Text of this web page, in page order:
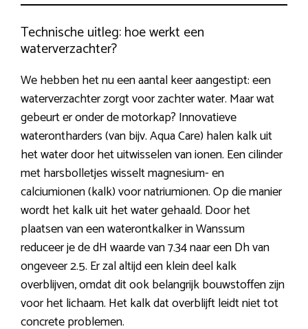
Technische uitleg: hoe werkt een
waterverzachter?
We hebben het nu een aantal keer aangestipt: een
waterverzachter zorgt voor zachter water. Maar wat
gebeurt er onder de motorkap? Innovatieve
waterontharders (van bijv. Aqua Care) halen kalk uit
het water door het uitwisselen van ionen. Een cilinder
met harsbolletjes wisselt magnesium- en
calciumionen (kalk) voor natriumionen. Op die manier
wordt het kalk uit het water gehaald. Door het
plaatsen van een waterontkalker in Wanssum
reduceer je de dH waarde van 7.34 naar een Dh van
ongeveer 2.5. Er zal altijd een klein deel kalk
overblijven, omdat dit ook belangrijk bouwstoffen zijn
voor het lichaam. Het kalk dat overblijft leidt niet tot
concrete problemen.